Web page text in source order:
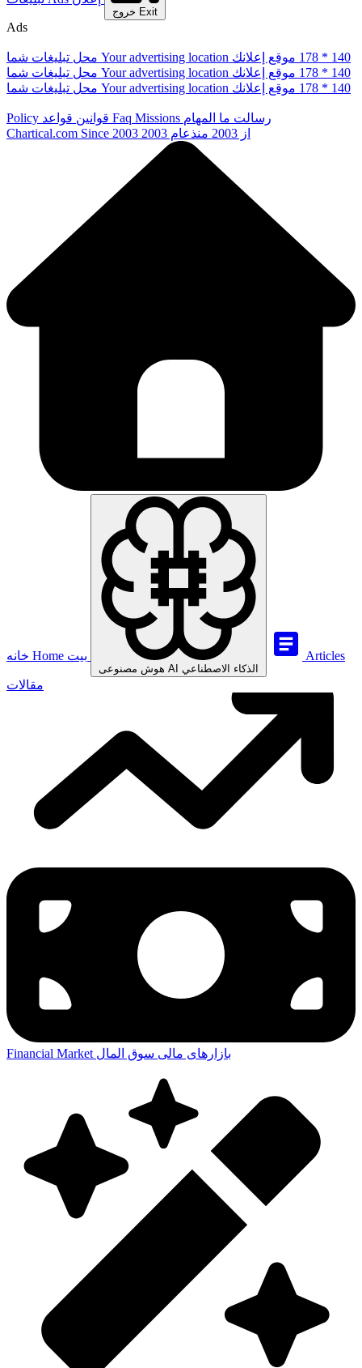
خروج Exit
Ads
محل تبلیغات شما Your advertising location موقع إعلانك 178 * 140
محل تبلیغات شما Your advertising location موقع إعلانك 178 * 140
محل تبلیغات شما Your advertising location موقع إعلانك 178 * 140
Policy قوانین قواعد Faq Missions رسالت ما المهام
Chartical.com Since 2003 از 2003 منذعام 2003
Home
AI الذكاء الاصطناعي
Articles
مقالات
Financial Market بازارهای مالی سوق المال